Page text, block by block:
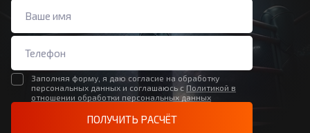
Заполняя форму, я даю согласие на обработку
персональных данных и соглашаюсь с Политикой в
отношении обработки персональных данных
ПОЛУЧИТЬ РАСЧЁТ